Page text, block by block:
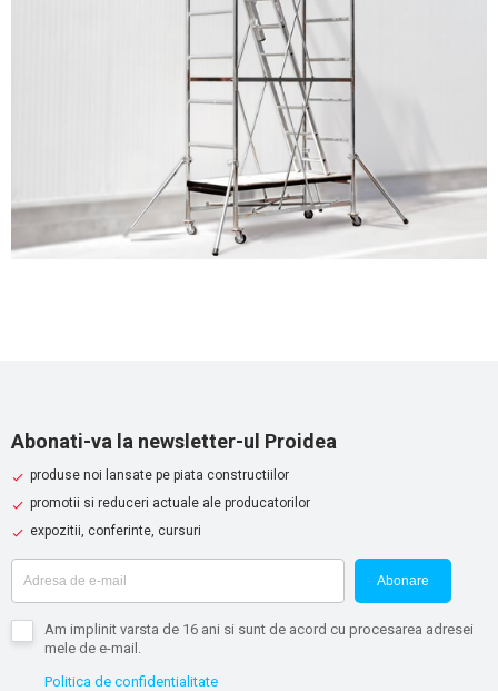
Abonati-va la newsletter-ul Proidea
produse noi lansate pe piata constructiilor
promotii si reduceri actuale ale producatorilor
expozitii, conferinte, cursuri
Abonare
Am implinit varsta de 16 ani si sunt de acord cu procesarea adresei
mele de e-mail.
Politica de confidentialitate